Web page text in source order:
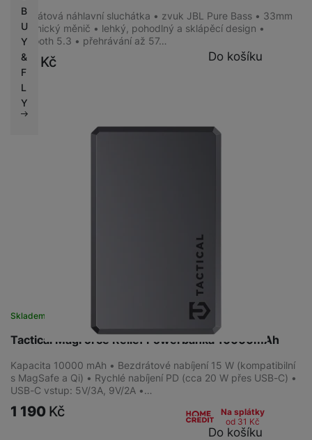
B
U
Y
&
F
L
Y
Bezdrátová náhlavní sluchátka • zvuk JBL Pure Bass • 33mm
dynamický měnič • lehký, pohodlný a sklápěcí design •
Bluetooth 5.3 • přehrávání až 57…
999 Kč Do košíku
Tactical MagForce Relief Powerbanka 10000mAh
Skladem
Kapacita 10000 mAh • Bezdrátové nabíjení 15 W (kompatibilní
s MagSafe a Qi) • Rychlé nabíjení PD (cca 20 W přes USB-C) •
USB-C vstup: 5V/3A, 9V/2A •…
1 190 Kč
Na splátky
od 31 Kč
Do košíku